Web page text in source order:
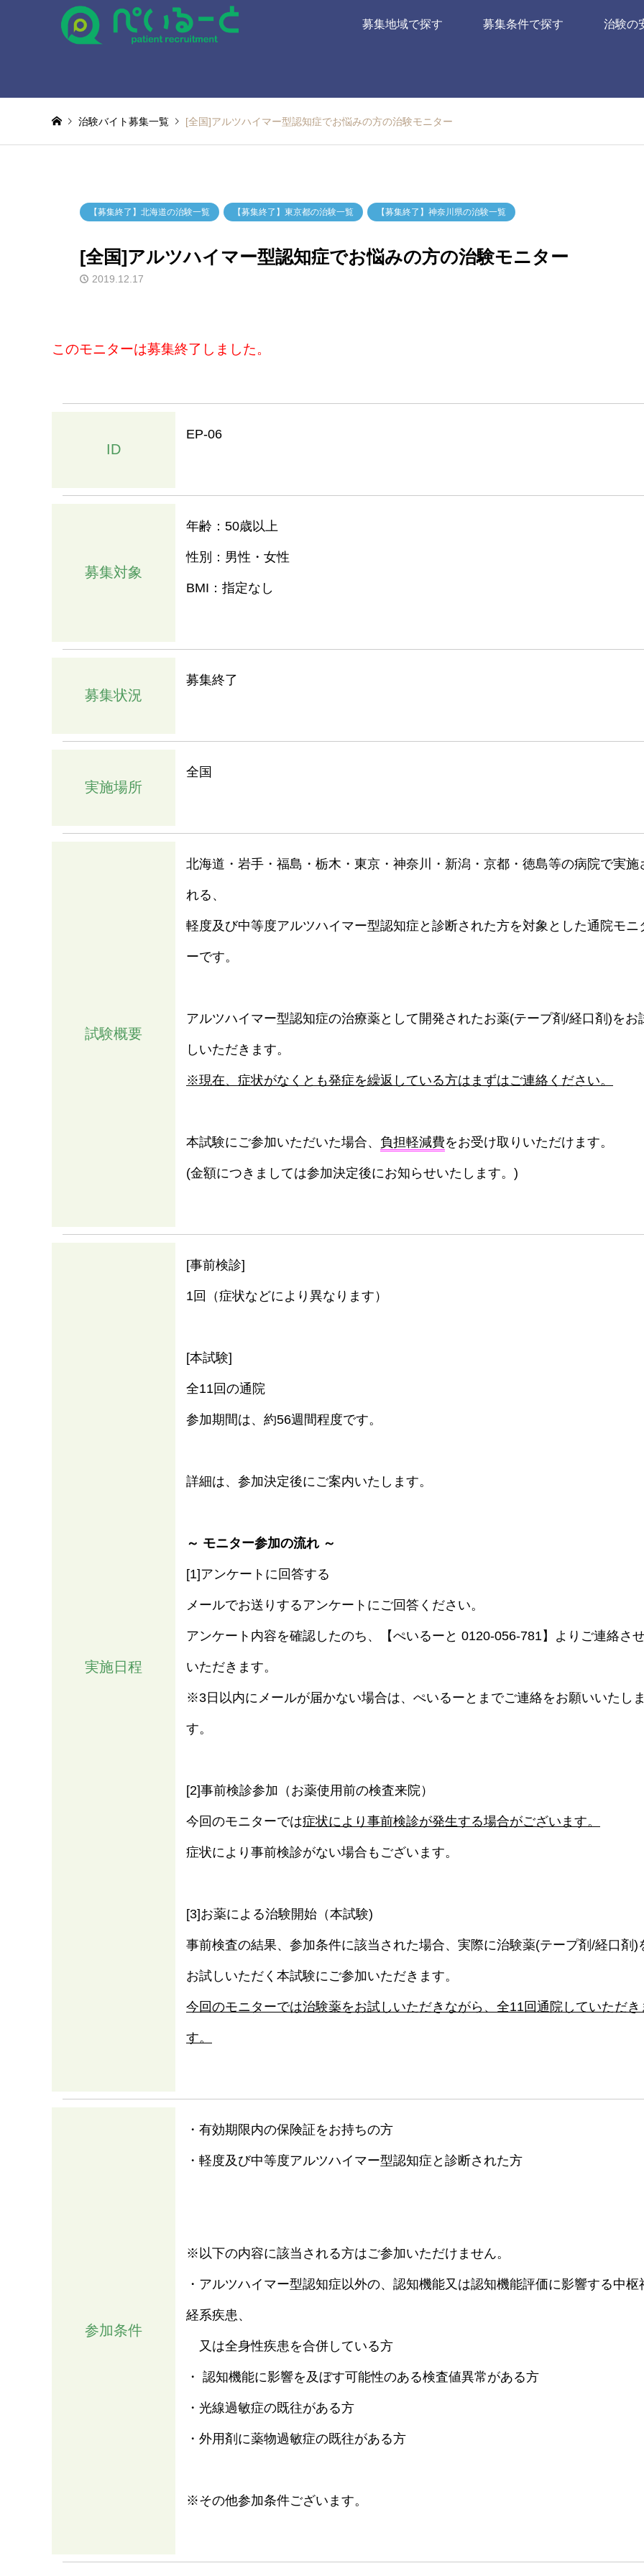
募集地域で探す 募集条件で探す 治験の
治験バイト募集一覧 [全国]アルツハイマー型認知症でお悩みの方の治験モニター
【募集終了】北海道の治験一覧 【募集終了】東京都の治験一覧 【募集終了】神奈川県の治験一覧
[全国]アルツハイマー型認知症でお悩みの方の治験モニター
2019.12.17
このモニターは募集終了しました。
ID
EP-06
募集対象
年齢：50歳以上
性別：男性・女性
BMI：指定なし
募集状況
募集終了
実施場所
全国
試験概要
北海道・岩手・福島・栃木・東京・神奈川・新潟・京都・徳島等の病院で実施
れる、
軽度及び中等度アルツハイマー型認知症と診断された方を対象とした通院モニ
ーです。
アルツハイマー型認知症の治療薬として開発されたお薬(テープ剤/経口剤)をお
しいただきます。
※現在、症状がなくとも発症を繰返している方はまずはご連絡ください。
本試験にご参加いただいた場合、 負担軽減費をお受け取りいただけます。
(金額につきましては参加決定後にお知らせいたします。)
実施日程
[事前検診]
1回（症状などにより異なります）
[本試験]
全11回の通院
参加期間は、約56週間程度です。
詳細は、参加決定後にご案内いたします。
～ モニター参加の流れ ～
[1]アンケートに回答する
メールでお送りするアンケートにご回答ください。
アンケート内容を確認したのち、【ぺいるーと 0120-056-781】よりご連絡さ
いただきます。
※3日以内にメールが届かない場合は、ぺいるーとまでご連絡をお願いいたし
す。
[2]事前検診参加（お薬使用前の検査来院）
今回のモニターでは症状により事前検診が発生する場合がございます。
症状により事前検診がない場合もございます。
[3]お薬による治験開始（本試験)
事前検査の結果、参加条件に該当された場合、実際に治験薬(テープ剤/経口剤)
お試しいただく本試験にご参加いただきます。
今回のモニターでは治験薬をお試しいただきながら、全11回通院していただき
す。
参加条件
・有効期限内の保険証をお持ちの方
・軽度及び中等度アルツハイマー型認知症と診断された方
※以下の内容に該当される方はご参加いただけません。
・アルツハイマー型認知症以外の、認知機能又は認知機能評価に影響する中枢
経系疾患、
又は全身性疾患を合併している方
・ 認知機能に影響を及ぼす可能性のある検査値異常がある方
・光線過敏症の既往がある方
・外用剤に薬物過敏症の既往がある方
※その他参加条件ございます。